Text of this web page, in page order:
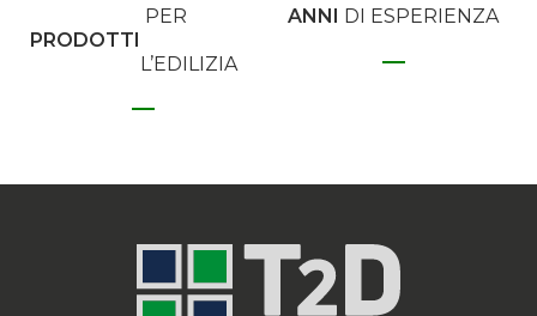
PRODOTTI
PER
L’EDILIZIA
ANNI DI ESPERIENZA